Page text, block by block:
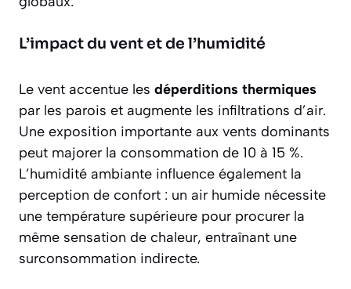
L’impact du vent et de l’humidité
Le vent accentue les déperditions thermiques
par les parois et augmente les infiltrations d’air.
Une exposition importante aux vents dominants
peut majorer la consommation de 10 à 15 %.
L’humidité ambiante influence également la
perception de confort : un air humide nécessite
une température supérieure pour procurer la
même sensation de chaleur, entraînant une
surconsommation indirecte.